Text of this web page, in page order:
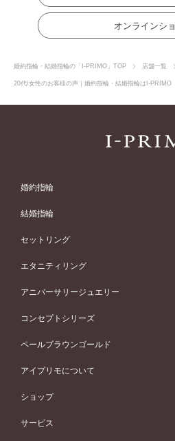
オンラインシ
婚約指輪・結婚指輪の「I-PRIMO」TOP 店舗一覧
20代/女性のお客様の声｜婚約指輪・結婚指輪はI-
婚約指輪
婚約指輪 (エンゲージリング)
婚約指輪一覧
ピンクゴールド
ペールブラウンゴールド
ウェーブライン
V字ライン
ワンサイドメレ
ダブルサイドメレ
シンプル
フェミニン
モード
50万円台～
40万円台～
30万円台～
婚約指輪 人気ランキング
婚約ネックレス
結婚指輪
結婚指輪 (マリッジリング)
結婚指輪一覧
ピンクゴールド
ペールブラウンゴールド
ウェーブライン
V字ライン
ワンメレ
セベラルメレ
シンプル
フェミニン
モード
50万円～
40万円～50万円
セットリング
セットリング
セットリング一覧
ピンクゴールド
ペールブラウンゴールド
エタニティリング
エタニティリング
エタニティリング一覧
ピンクゴールド
ペールブラウンゴールド
アニバーサリージュエリー
アニバーサリージュエリー
アニバーサリージュエリー一覧
ファッションリング
ブレスレット
コンセプトシリーズ
コンセプトシリーズ
オリジンビリーフ
エトワル
ペールブラウンゴールド
アイプリモについて
アイプリモについて
パーソナルハンド診断
ショップ
店舗一覧
サービス